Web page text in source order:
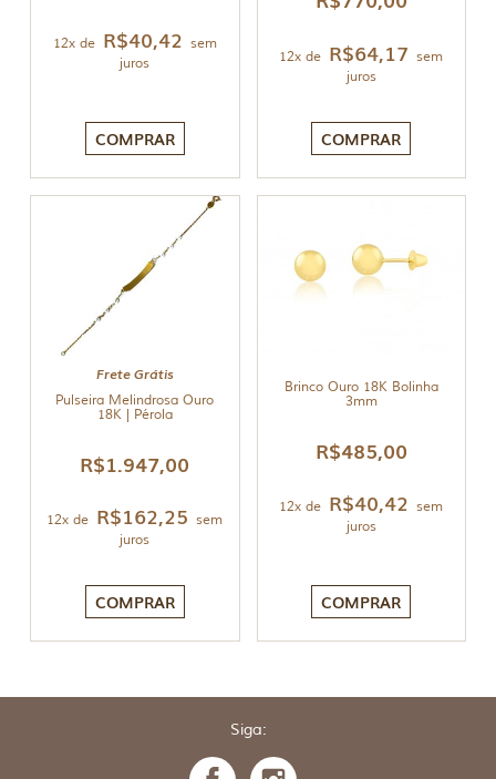
12x de R$40,42 sem
juros
COMPRAR
12x de R$64,17 sem
juros
COMPRAR
Frete Grátis
Pulseira Melindrosa Ouro
18K | Pérola
R$1.947,00
12x de R$162,25 sem
juros
COMPRAR
Brinco Ouro 18K Bolinha
3mm
R$485,00
12x de R$40,42 sem
juros
COMPRAR
Siga: